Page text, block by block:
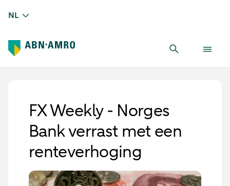
NL
FX Weekly - Norges
Bank verrast met een
renteverhoging